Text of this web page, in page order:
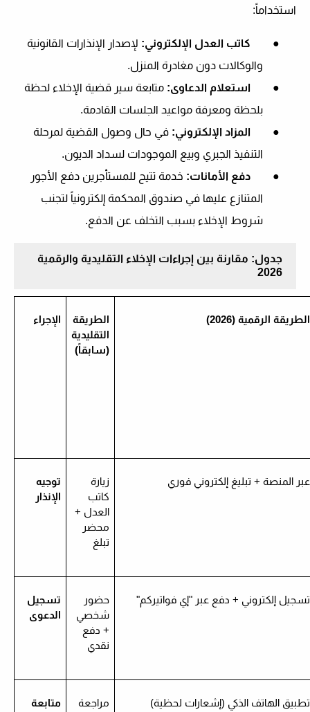
استخداماً:
● كاتب العدل الإلكتروني: لإصدار الإنذارات القانونية
والوكالات دون مغادرة المنزل.
●
استعلام الدعاوى: متابعة سير قضية الإخلاء لحظة
بلحظة ومعرفة مواعيد الجلسات القادمة.
●
المزاد الإلكتروني: في حال وصول القضية لمرحلة
التنفيذ الجبري وبيع الموجودات لسداد الديون.
●
دفع الأمانات: خدمة تتيح للمستأجرين دفع الأجور
المتنازع عليها في صندوق المحكمة إلكترونياً لتجنب
شروط الإخلاء بسبب التخلف عن الدفع.
جدول: مقارنة بين إجراءات الإخلاء التقليدية والرقمية
2026
الإجراء
الطريقة
التقليدية
(سابقاً)
الطريقة الرقمية (2026)
توجيه
الإنذار
زيارة
كاتب
العدل +
محضر
تبلغ
عبر المنصة + تبليغ إلكتروني فوري
تسجيل
الدعوى
حضور
شخصي
+ دفع
نقدي
تسجيل إلكتروني + دفع عبر "إي فواتيركم"
متابعة
مراجعة
تطبيق الهاتف الذكي (إشعارات لحظية)